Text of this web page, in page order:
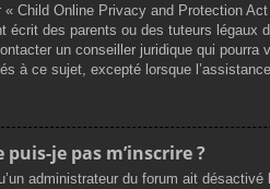
« Child Online Privacy and Protection
écrit des parents ou des tuteurs
un conseiller juridique qui pourra
à ce sujet, excepté lorsque
je pas m’inscrire ?
administrateur du forum ait